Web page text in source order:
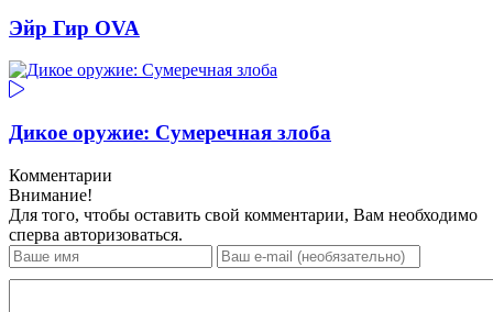
Эйр Гир OVA
Дикое оружие: Сумеречная злоба
Комментарии
Внимание!
Для того, чтобы оставить свой комментарии, Вам необходимо
сперва авторизоваться.